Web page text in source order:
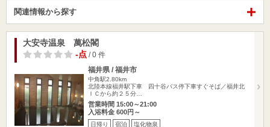
関連情報から探す
大安寺温泉 萬松閣
-点 / 0 件
福井県 / 福井市
中角駅2.80km
北陸本線福井駅下車 四十谷バス停下車すぐそば／福井北
ＩＣから約２５分…
営業時間 15:00～21:00
入浴料金 600円～
日帰り 宿泊 塩化物泉